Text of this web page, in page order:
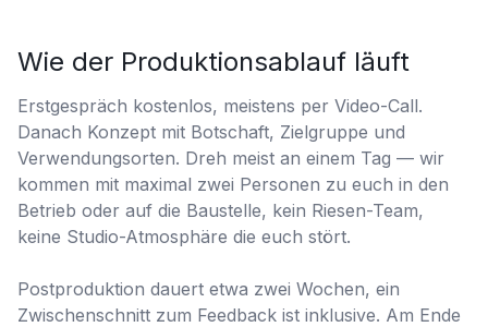
Wie der Produktionsablauf läuft
Erstgespräch kostenlos, meistens per Video-Call.
Danach Konzept mit Botschaft, Zielgruppe und
Verwendungsorten. Dreh meist an einem Tag — wir
kommen mit maximal zwei Personen zu euch in den
Betrieb oder auf die Baustelle, kein Riesen-Team,
keine Studio-Atmosphäre die euch stört.
Postproduktion dauert etwa zwei Wochen, ein
Zwischenschnitt zum Feedback ist inklusive. Am Ende